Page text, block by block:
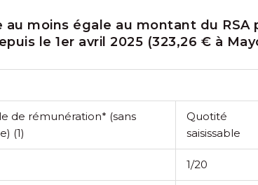
moins égale au montant du RSA
le 1er avril 2025 (323,26 € à
de rémunération* (sans
(1)
Quotité
saisissable
1/20